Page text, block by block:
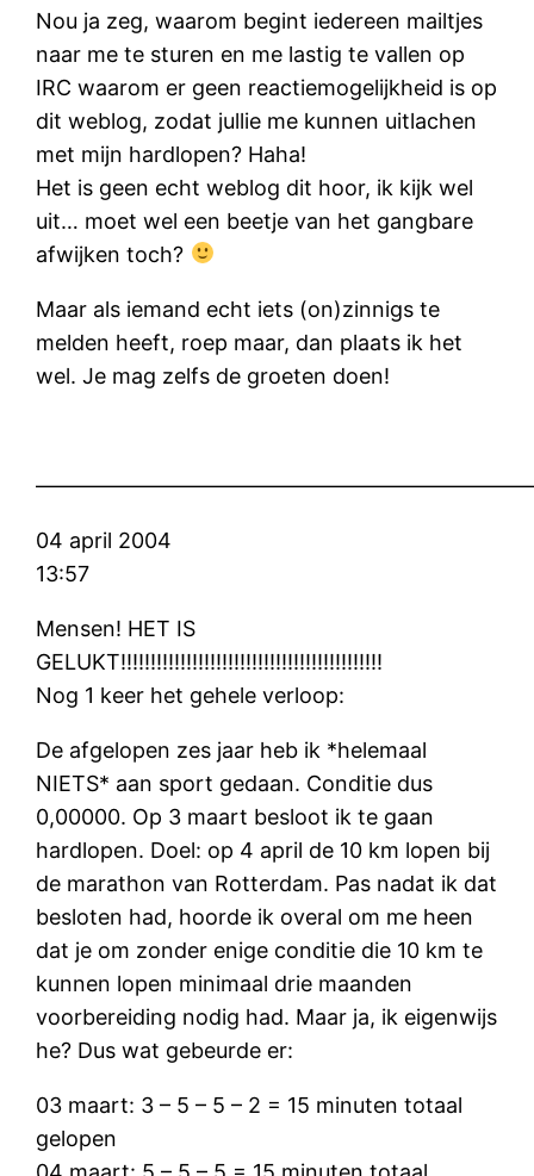
Nou ja zeg, waarom begint iedereen mailtjes
naar me te sturen en me lastig te vallen op
IRC waarom er geen reactiemogelijkheid is op
dit weblog, zodat jullie me kunnen uitlachen
met mijn hardlopen? Haha!
Het is geen echt weblog dit hoor, ik kijk wel
uit… moet wel een beetje van het gangbare
afwijken toch?
Maar als iemand echt iets (on)zinnigs te
melden heeft, roep maar, dan plaats ik het
wel. Je mag zelfs de groeten doen!
04 april 2004
13:57
Mensen! HET IS
GELUKT!!!!!!!!!!!!!!!!!!!!!!!!!!!!!!!!!!!!!!!!!!!!
Nog 1 keer het gehele verloop:
De afgelopen zes jaar heb ik *helemaal
NIETS* aan sport gedaan. Conditie dus
0,00000. Op 3 maart besloot ik te gaan
hardlopen. Doel: op 4 april de 10 km lopen bij
de marathon van Rotterdam. Pas nadat ik dat
besloten had, hoorde ik overal om me heen
dat je om zonder enige conditie die 10 km te
kunnen lopen minimaal drie maanden
voorbereiding nodig had. Maar ja, ik eigenwijs
he? Dus wat gebeurde er:
03 maart: 3 – 5 – 5 – 2 = 15 minuten totaal
gelopen